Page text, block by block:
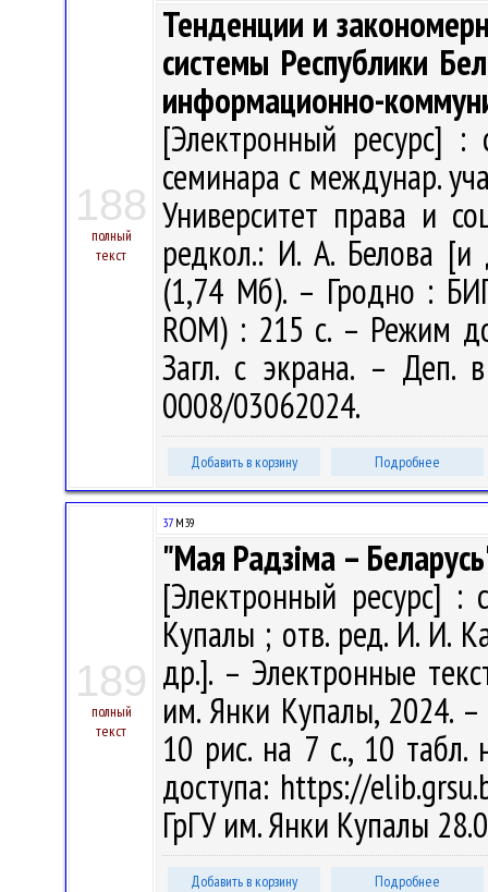
188
полный
текст
Тенденции и
системы Республики
информационно-
[Электронный ресурс] :
семинара с междунар.
Университет права и
редкол.: И. А. Белова
(1,74 Мб). – Гродно :
ROM) : 215 с. – Режим
Загл. с экрана. – Деп.
0008/03062024.
Добавить в корзину Подробнее
189
полный
текст
37М39
"Мая Радзіма –
[Электронный ресурс] :
Купалы ; отв. ред. И. И.
др.]. – Электронные
им. Янки Купалы, 2024. –
10 рис. на 7 с., 10
доступа: https://
ГрГУ им. Янки Купалы
Добавить в корзину Подробнее